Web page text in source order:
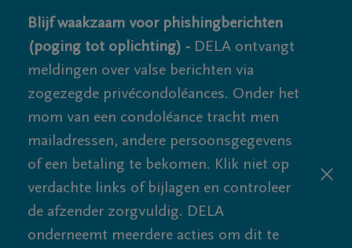
Blijf waakzaam voor phishingberichten
(poging tot oplichting) - DELA ontvangt
meldingen over valse berichten via
zogezegde privécondoléances. Onder het
mom van een condoléance tracht men
mailadressen, andere persoonsgegevens
of een betaling te bekomen. Klik niet op
verdachte links of bijlagen en controleer
de afzender zorgvuldig. DELA
onderneemt meerdere acties om dit te